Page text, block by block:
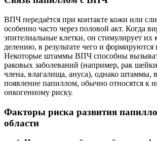
ВПЧ передаётся при контакте кожи или
особенно часто через половой акт. Когда
эпителиальные клетки, он стимулирует
делению, в результате чего и
Некоторые штаммы ВПЧ способны
раковых заболеваний (например, рак
члена, влагалища, ануса), однако
появление папиллом, обычно относятся к
онкогенному риску.
Факторы риска развития
области